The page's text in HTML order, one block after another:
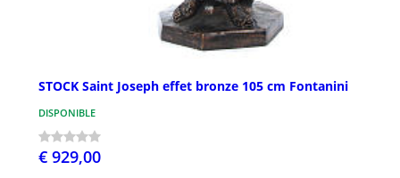
STOCK Saint Joseph effet bronze 105 cm Fontanini
DISPONIBLE
€ 929,00